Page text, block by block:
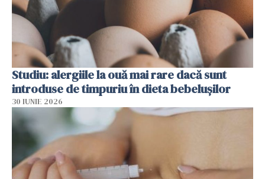
Studiu: alergiile la ouă mai rare dacă sunt
introduse de timpuriu în dieta bebelușilor
30 IUNIE 2026